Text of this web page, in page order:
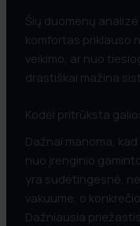
Šių duomenų
komfortas priklauso
veikimo, ar nuo
drastiškai mažina
Kodėl pritrūksta
Dažnai manoma,
nuo įrenginio
yra sudėtingesnė,
vakuume, o
Dažniausia